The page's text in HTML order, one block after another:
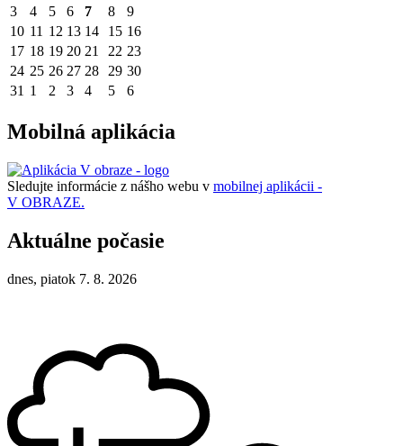
3
4 5 6 7 8
9
10 11 12 13 14 15 16
17 18 19 20 21 22 23
24 25 26 27 28 29 30
31 1 2 3 4 5 6
Mobilná aplikácia
Sledujte informácie z nášho webu v mobilnej aplikácii -
V OBRAZE.
Aktuálne počasie
dnes, piatok 7. 8. 2026